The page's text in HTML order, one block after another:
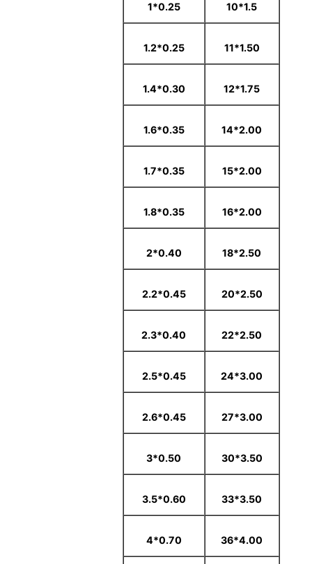
1.5*10
0.25*1
1.50*11
0.25*1.2
1.75*12
0.30*1.4
2.00*14
0.35*1.6
2.00*15
0.35*1.7
2.00*16
0.35*1.8
2.50*18
0.40*2
2.50*20
0.45*2.2
2.50*22
0.40*2.3
3.00*24
0.45*2.5
3.00*27
0.45*2.6
3.50*30
0.50*3
3.50*33
0.60*3.5
4.00*36
0.70*4